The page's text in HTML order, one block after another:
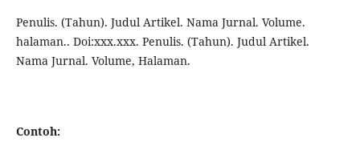
Penulis. (Tahun). Judul Artikel. Nama Jurnal. Volume.
halaman.. Doi:xxx.xxx. Penulis. (Tahun). Judul Artikel.
Nama Jurnal. Volume, Halaman.
Contoh: